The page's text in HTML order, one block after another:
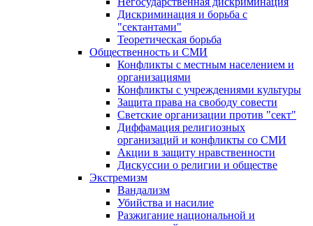
Дискриминация и борьба с
"сектантами"
Теоретическая борьба
Общественность и СМИ
Конфликты с местным населением и
организациями
Конфликты с учреждениями культуры
Защита права на свободу совести
Светские организации против "сект"
Диффамация религиозных
организаций и конфликты со СМИ
Акции в защиту нравственности
Дискуссии о религии и обществе
Экстремизм
Вандализм
Убийства и насилие
Разжигание национальной и